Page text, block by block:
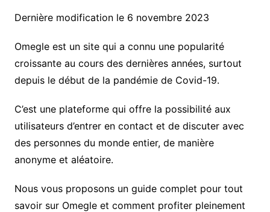
Dernière modification le 6 novembre 2023
Omegle est un site qui a connu une popularité
croissante au cours des dernières années, surtout
depuis le début de la pandémie de Covid-19.
C’est une plateforme qui offre la possibilité aux
utilisateurs d’entrer en contact et de discuter avec
des personnes du monde entier, de manière
anonyme et aléatoire.
Nous vous proposons un guide complet pour tout
savoir sur Omegle et comment profiter pleinement